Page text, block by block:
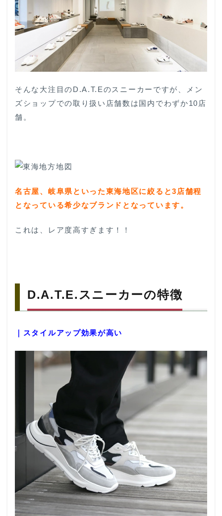
そんな大注目のD.A.T.Eのスニーカーですが、メン
ズショップでの取り扱い店舗数は国内でわずか10店
舗。
名古屋、岐阜県といった東海地区に絞ると3店舗程
となっている希少なブランドとなっています。
これは、レア度高すぎます！！
D.A.T.E.スニーカーの特徴
｜スタイルアップ効果が高い